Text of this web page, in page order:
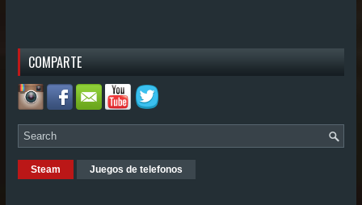
COMPARTE
Steam Juegos de telefonos